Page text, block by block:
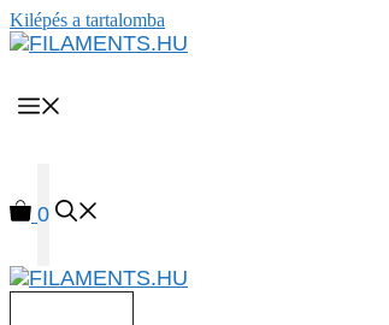
Kilépés a tartalomba
0